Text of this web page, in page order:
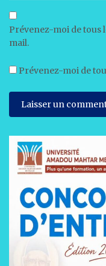
Prévenez-moi de tous
mail.
Prévenez-moi de